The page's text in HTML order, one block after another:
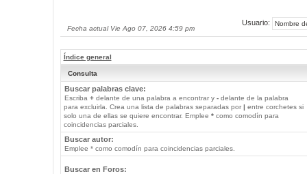
Fecha actual Vie Ago 07, 2026 4:59 pm
Usuario:
Índice general
Consulta
Buscar palabras clave:
Escriba +delante de una palabra a encontrar y -delante de la palabra
para excluirla. Crea una lista de palabras separadas por | entre corchetes si
solo una de ellas se quiere encontrar. Emplee *como comodín para
coincidencias parciales.
Buscar autor:
Emplee * como comodín para coincidencias parciales.
Buscar en Foros: